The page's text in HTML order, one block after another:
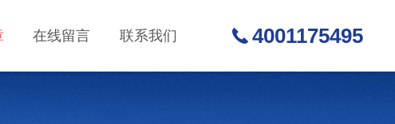
在线留言 联系我们 4001175495